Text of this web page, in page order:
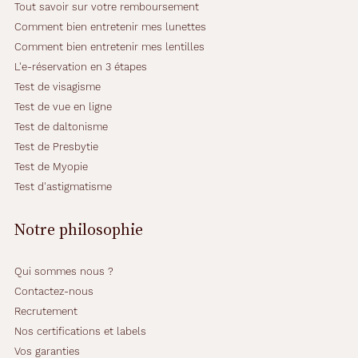
n
t
o
s
t
c
b
n
é
à
u
e
s
u
Tout savoir sur votre remboursement
Comment bien entretenir mes lunettes
Comment bien entretenir mes lentilles
L'e-réservation en 3 étapes
Test de visagisme
Test de vue en ligne
Test de daltonisme
Test de Presbytie
Test de Myopie
Test d'astigmatisme
Notre philosophie
Qui sommes nous ?
Contactez-nous
Recrutement
Nos certifications et labels
Vos garanties